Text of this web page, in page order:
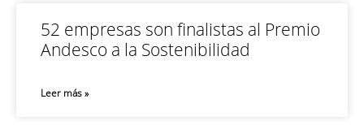
52 empresas son finalistas al Premio
Andesco a la Sostenibilidad
Leer más »